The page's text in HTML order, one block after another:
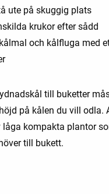
ute på skuggig plats
krukor efter sådd
och kålfluga med
till buketter
på kålen du vill odla.
låga kompakta plantor
till bukett.